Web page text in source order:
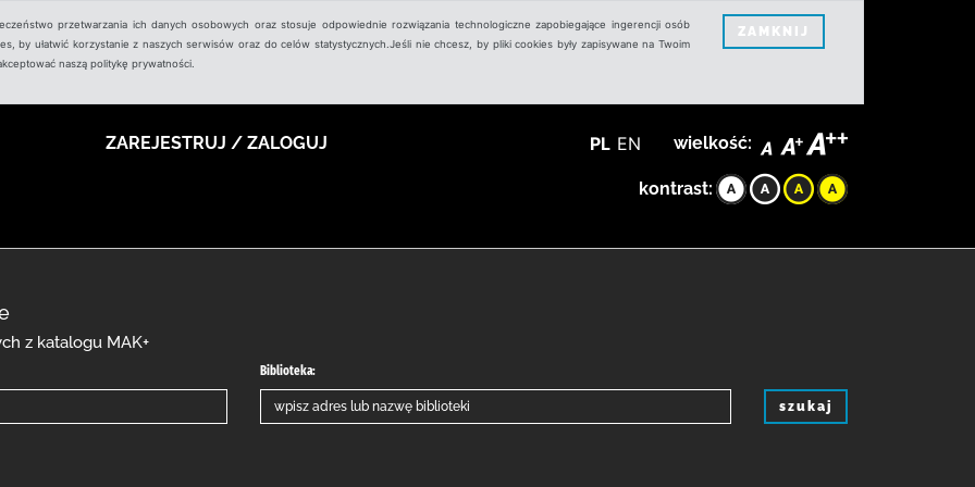
przetwarzania ich danych osobowych oraz stosuje odpowiednie rozwiązania technologiczne zapobiegające ingerencji osób
by ułatwić korzystanie z naszych serwisów oraz do celów statystycznych.Jeśli nie chcesz, by pliki cookies były zapisywane na Twoim
naszą politykę prywatności.
ZAMKNIJ
ZAREJESTRUJ / ZALOGUJ PL EN wielkość:
kontrast:
z katalogu MAK+
Biblioteka:
szukaj